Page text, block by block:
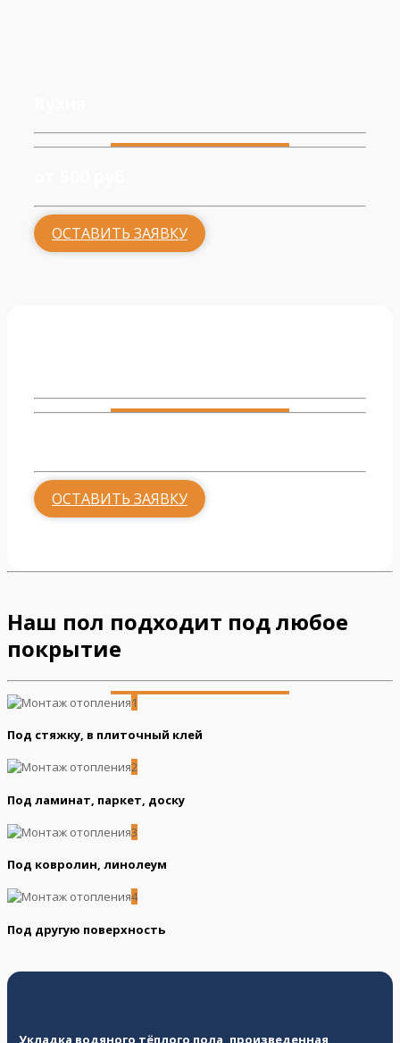
ОСТАВИТЬ ЗАЯВКУ
ОСТАВИТЬ ЗАЯВКУ
Наш пол подходит под любое
покрытие
1
Под стяжку, в плиточный клей
2
Под ламинат, паркет, доску
3
Под ковролин, линолеум
4
Под другую поверхность
Укладка водяного тёплого пола, произведенная